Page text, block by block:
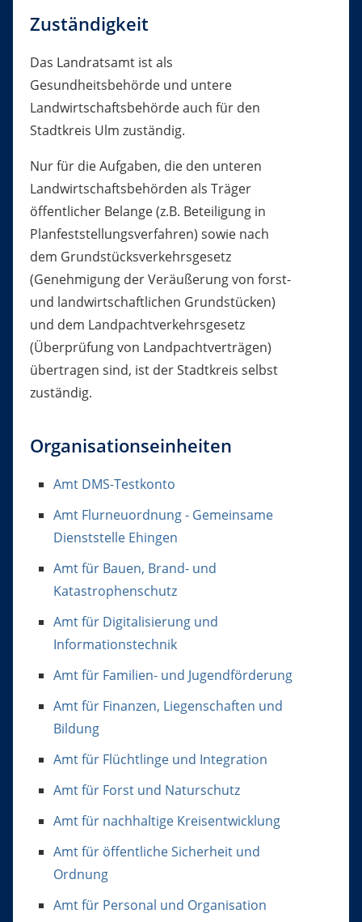
Zuständigkeit
Das Landratsamt ist als
Gesundheitsbehörde und untere
Landwirtschaftsbehörde auch für den
Stadtkreis Ulm zuständig.
Nur für die Aufgaben, die den unteren
Landwirtschaftsbehörden als Träger
öffentlicher Belange (z.B. Beteiligung in
Planfeststellungsverfahren) sowie nach
dem Grundstücksverkehrsgesetz
(Genehmigung der Veräußerung von forst-
und landwirtschaftlichen Grundstücken)
und dem Landpachtverkehrsgesetz
(Überprüfung von Landpachtverträgen)
übertragen sind, ist der Stadtkreis selbst
zuständig.
Organisationseinheiten
Amt DMS-Testkonto
Amt Flurneuordnung - Gemeinsame
Dienststelle Ehingen
Amt für Bauen, Brand- und
Katastrophenschutz
Amt für Digitalisierung und
Informationstechnik
Amt für Familien- und Jugendförderung
Amt für Finanzen, Liegenschaften und
Bildung
Amt für Flüchtlinge und Integration
Amt für Forst und Naturschutz
Amt für nachhaltige Kreisentwicklung
Amt für öffentliche Sicherheit und
Ordnung
Amt für Personal und Organisation